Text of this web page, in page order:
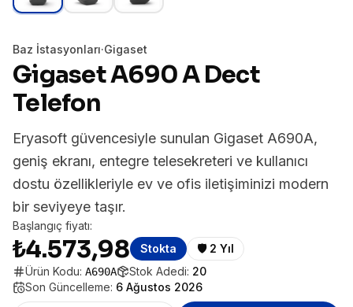
Baz İstasyonları·Gigaset
Gigaset A690 A Dect
Telefon
Eryasoft güvencesiyle sunulan Gigaset A690A,
geniş ekranı, entegre telesekreteri ve kullanıcı
dostu özellikleriyle ev ve ofis iletişiminizi modern
bir seviyeye taşır.
Başlangıç fiyatı:
₺4.573,98 Stokta 🛡️ 2 Yıl
Ürün Kodu: A690A Stok Adedi: 20
Son Güncelleme: 6 Ağustos 2026